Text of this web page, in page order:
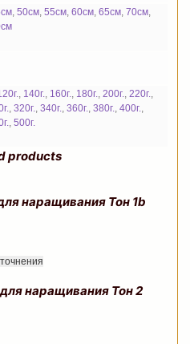
, 50см, 55см, 60см, 65см, 70см,
, 140г., 160г., 180г., 200г., 220г.,
, 320г., 340г., 360г., 380г., 400г.,
, 500г.
products
наращивания Тон 1b
наращивания Тон 2